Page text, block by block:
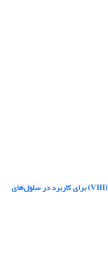
مطالعه نظری بر روی برخی از ویژگی‌های ساختاری و الکترونوری کمپلکس‌های مخلوط دی‌ایمین-دی‌تیولات با فلزهای گروه هشتم (VIII) برای کاربرد در سلول‌های